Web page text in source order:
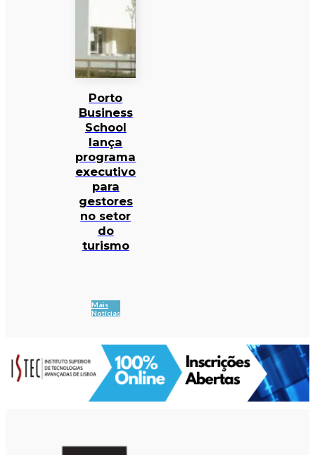
Porto
Business
School
lança
programa
executivo
para
gestores
no setor
do
turismo
Mais
Notícias